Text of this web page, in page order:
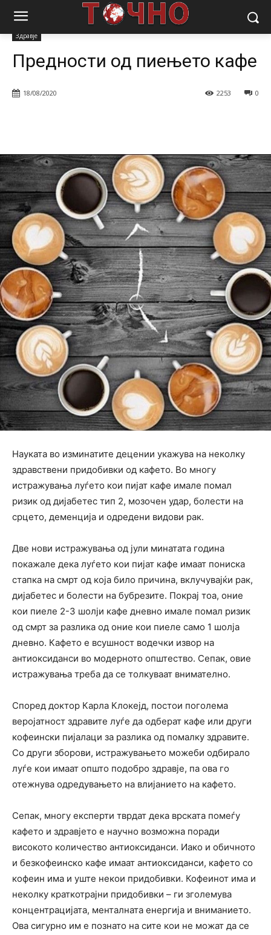
Почетна Здравје Предности од пиењето кафе
Здравје
Предности од пиењето кафе
18/08/2020 0
2253
Науката во изминатите децении укажува на неколку
здравствени придобивки од кафето. Во многу
истражувања луѓето кои пијат кафе имале помал
ризик од дијабетес тип 2, мозочен удар, болести на
срцето, деменција и одредени видови рак.
Две нови истражувања од јули минатата година
покажале дека луѓето кои пијат кафе имаат пониска
стапка на смрт од која било причина, вклучувајќи рак,
дијабетес и болести на бубрезите. Покрај тоа, оние
кои пиеле 2-3 шолји кафе дневно имале помал ризик
од смрт за разлика од оние кои пиеле само 1 шолја
дневно. Кафето е всушност водечки извор на
антиоксиданси во модерното општество. Сепак, овие
истражувања треба да се толкуваат внимателно.
Според доктор Карла Клокејд, постои поголема
веројатност здравите луѓе да одберат кафе или други
кофеински пијалаци за разлика од помалку здравите.
Со други зборови, истражувањето можеби одбирало
луѓе кои имаат општо подобро здравје, па ова го
отежнува одредувањето на влијанието на кафето.
Сепак, многу експерти тврдат дека врската помеѓу
кафето и здравјето е научно возможна поради
високото количество антиоксиданси. Иако и обичното
и безкофеинско кафе имаат антиоксиданси, кафето со
кофеин има и уште некои придобивки. Кофеинот има и
неколку краткотрајни придобивки – ги зголемува
концентрацијата, менталната енергија и вниманието.
Ова сигурно им е познато на сите кои не можат да се